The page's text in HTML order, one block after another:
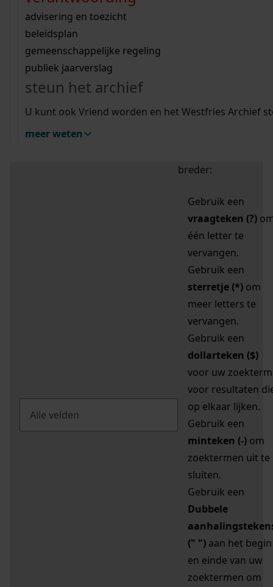
bouwvergunningen
omgevingsvergunningen
vergunningen
beeld en geluid
uitleg nodig?
Wij helpen u op weg met een aantal zoektips.
bekijk alle zoektips
Wij helpen u op weg met een aantal zoektips.
bekijk alle zoektips
bekijk ons geschiedenislokaal
advisering en toezicht
beleidsplan
gemeenschappelijke regeling
publiek jaarverslag
steun het archief
U kunt ook Vriend worden en het Westfries Archief
meer weten
zoektips
Mijn Studiezaal (inloggen)
uw zoekopdracht te
breder:
Gebruik een
vraagteken (?)
één letter te
vervangen.
Gebruik een
sterretje (*) om
meer letters te
vervangen.
Gebruik een
dollarteken ($)
voor uw zoekterm
voor resultaten
op elkaar lijken.
Gebruik een
minteken (-) om
zoektermen uit te
sluiten.
Gebruik een
Dubbele
(" ") aan het begin
en einde van uw
zoektermen om